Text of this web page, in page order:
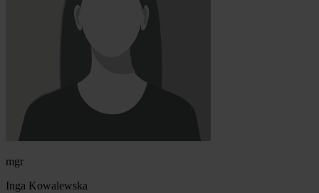
mgr
Inga Kowalewska